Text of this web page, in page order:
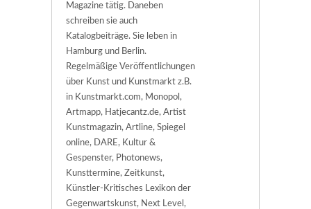
Magazine tätig. Daneben
schreiben sie auch
Katalogbeiträge. Sie leben in
Hamburg und Berlin.
Regelmäßige Veröffentlichungen
über Kunst und Kunstmarkt z.B.
in Kunstmarkt.com, Monopol,
Artmapp, Hatjecantz.de, Artist
Kunstmagazin, Artline, Spiegel
online, DARE, Kultur &
Gespenster, Photonews,
Kunsttermine, Zeitkunst,
Künstler-Kritisches Lexikon der
Gegenwartskunst, Next Level,